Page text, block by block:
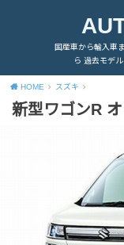
国産車から輸入車
ら 過去モデ
HOME スズキ
新型ワゴンR